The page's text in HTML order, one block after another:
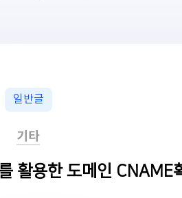
일반글
기타
활용한 도메인 CNAME